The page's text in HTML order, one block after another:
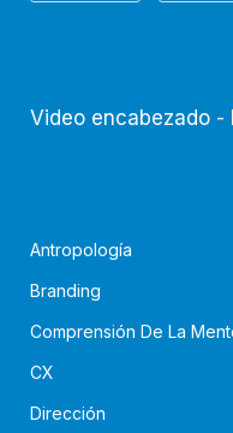
Video encabezado
Antropología
Branding
Comprensión De La
CX
Dirección